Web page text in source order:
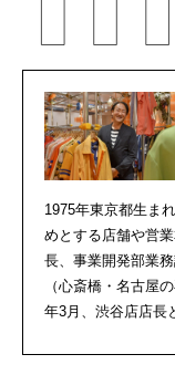
1975年東京都生ま
めとする店舗や営
長、事業開発部業
（心斎橋・名古屋
年3月、渋谷店店長